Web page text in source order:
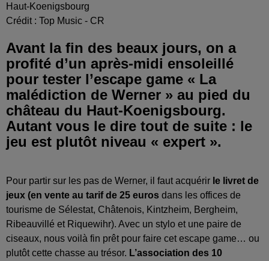
Haut-Koenigsbourg
Crédit : Top Music - CR
Avant la fin des beaux jours, on a
profité d’un après-midi ensoleillé
pour tester l’escape game « La
malédiction de Werner » au pied du
château du Haut-Koenigsbourg.
Autant vous le dire tout de suite : le
jeu est plutôt niveau « expert ».
Pour partir sur les pas de Werner, il faut acquérir le livret de
jeux (en vente au tarif de 25 euros dans les offices de
tourisme de Sélestat, Châtenois, Kintzheim, Bergheim,
Ribeauvillé et Riquewihr). Avec un stylo et une paire de
ciseaux, nous voilà fin prêt pour faire cet escape game… ou
plutôt cette chasse au trésor. L’association des 10